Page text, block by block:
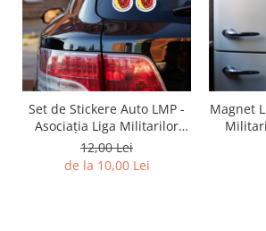
Diverse
Toppere Flori
Pachete de toppere
Oferte (Cake Toppers)
Oferte (Toppere Flori)
Pachete Inedite
Stand Prezentare
Set de Stickere Auto LMP -
Asociația Liga Militarilor
Profesioniști
12,00 Lei
de la 10,00 Lei
Magnet